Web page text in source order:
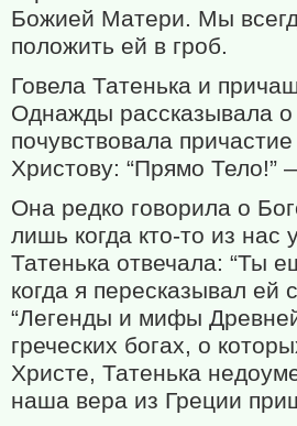
Божией Матери. Мы
положить ей в гроб.
Говела Татенька и
Однажды рассказывала о
почувствовала
Христову: “Прямо Тело!”
Она редко говорила о
лишь когда кто-то из нас
Татенька отвечала: “Ты
когда я пересказывал ей
“Легенды и мифы
греческих богах, о
Христе, Татенька
наша вера из Греции